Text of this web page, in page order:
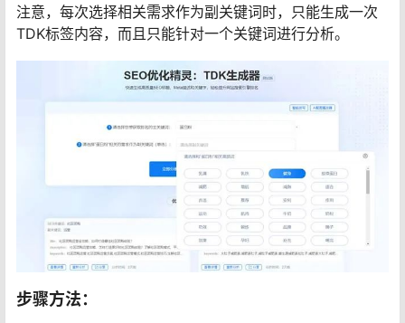
注意，每次选择相关需求作为副关键词时，只能生成一次
TDK标签内容，而且只能针对一个关键词进行分析。
步骤方法：